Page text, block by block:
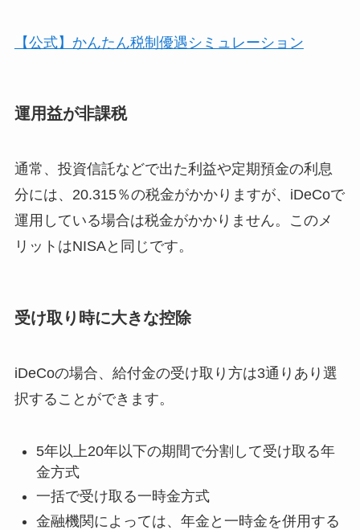
【公式】かんたん税制優遇シミュレーション
運用益が非課税
通常、投資信託などで出た利益や定期預金の利息
分には、20.315％の税金がかかりますが、iDeCoで
運用している場合は税金がかかりません。このメ
リットはNISAと同じです。
受け取り時に大きな控除
iDeCoの場合、給付金の受け取り方は3通りあり選
択することができます。
5年以上20年以下の期間で分割して受け取る年
金方式
一括で受け取る一時金方式
金融機関によっては、年金と一時金を併用する